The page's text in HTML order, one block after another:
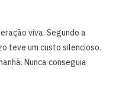
viva. Segundo a
teve um custo silencioso.
Nunca conseguia